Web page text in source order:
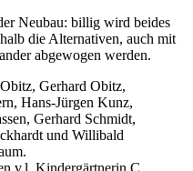
Neubau: billig wird beides
die Alternativen, auch mit
abgewogen werden.
v.l. Kindergärtnerin C.